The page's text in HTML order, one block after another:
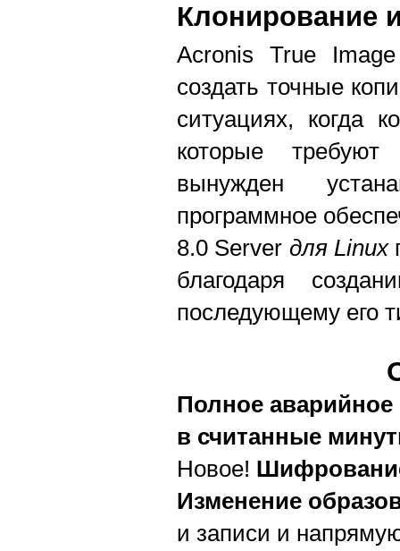
Клонирование
Acronis True
создать точные
ситуациях, когда
которые требуют
вынужден
программное
8.0 Server для Linux
благодаря
последующему его
Полное аварийное
в считанные
Новое!
Изменение
и записи и